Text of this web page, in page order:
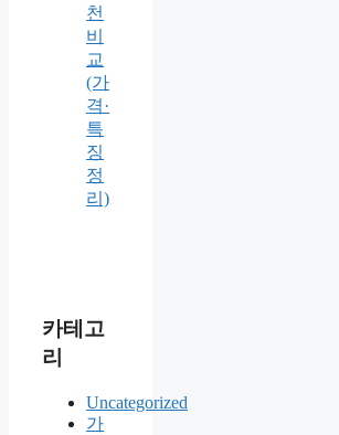
천
비
교
(가
격·
특
징
정
리)
카테고
리
Uncategorized
가